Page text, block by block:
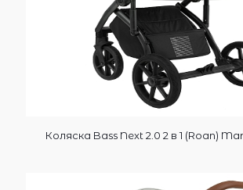
Коляска Bass Next 2.0 2 в 1 (Roan)